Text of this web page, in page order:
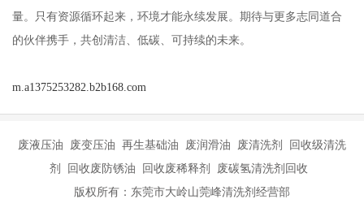
量。只有资源循环起来，环境才能永续发展。期待与更多志同道合
的伙伴携手，共创清洁、低碳、可持续的未来。
m.a1375253282.b2b168.com
废液压油 废变压油 再生基础油 废润滑油 废清洗剂 回收级清洗
剂 回收废防锈油 回收废稀释剂 废碳氢清洗剂回收
版权所有：东莞市大岭山莞峰清洗剂经营部